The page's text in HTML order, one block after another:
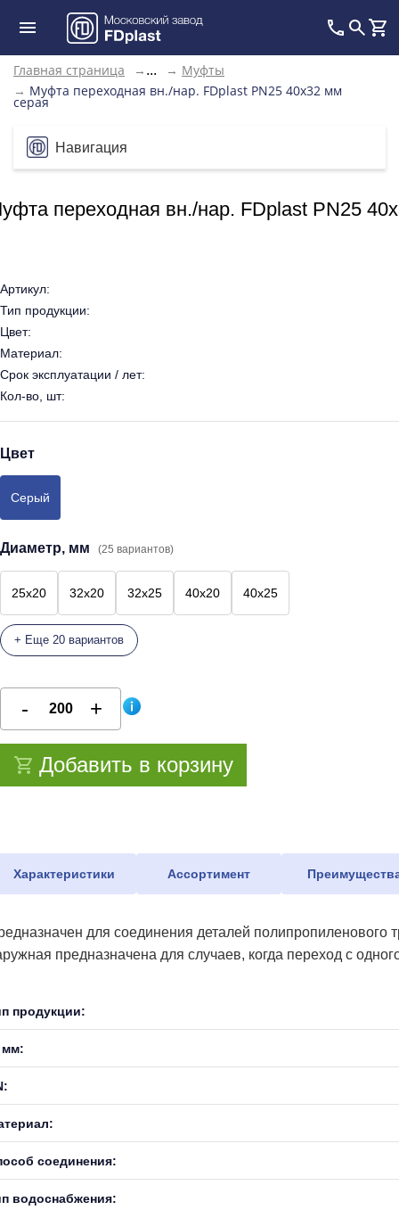
Главная страница → ... → Муфты
→ Муфта переходная вн./нар. FDplast PN25 40x32 мм
серая
Навигация
переходная вн./нар. FDplast PN25
Артикул:
Тип продукции:
Цвет:
Материал:
Срок эксплуатации / лет:
Кол-во, шт:
Цвет
Серый
Диаметр, мм (25 вариантов)
25x20 32x20 32x25 40x20 40x25
+ Еще 20 вариантов
Добавить в корзину
Характеристики Ассортимент
для соединения деталей полипропиленового
предназначена для случаев, когда переход с
продукции:
мм:
соединения:
водоснабжения: